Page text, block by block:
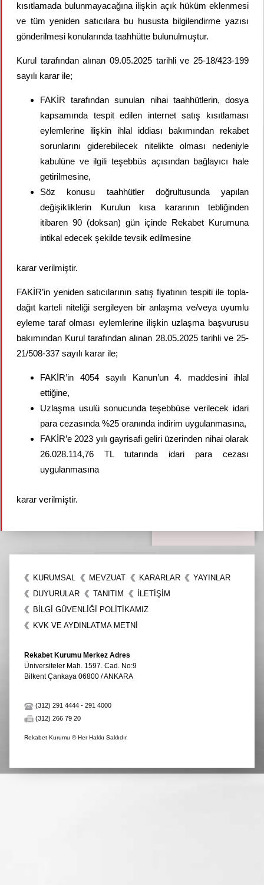
kısıtlamada bulunmayacağına ilişkin açık hüküm eklenmesi
ve tüm yeniden satıcılara bu hususta bilgilendirme yazısı
gönderilmesi konularında taahhütte bulunulmuştur.
Kurul tarafından alınan 09.05.2025 tarihli ve 25-18/423-199
sayılı karar ile;
FAKİR tarafından sunulan nihai taahhütlerin, dosya
kapsamında tespit edilen internet satış kısıtlaması
eylemlerine ilişkin ihlal iddiası bakımından rekabet
sorunlarını giderebilecek nitelikte olması nedeniyle
kabulüne ve ilgili teşebbüs açısından bağlayıcı hale
getirilmesine,
Söz konusu taahhütler doğrultusunda yapılan
değişikliklerin Kurulun kısa kararının tebliğinden
itibaren 90 (doksan) gün içinde Rekabet Kurumuna
intikal edecek şekilde tevsik edilmesine
karar verilmiştir.
FAKİR’in yeniden satıcılarının satış fiyatının tespiti ile topla-
dağıt karteli niteliği sergileyen bir anlaşma ve/veya uyumlu
eyleme taraf olması eylemlerine ilişkin uzlaşma başvurusu
bakımından Kurul tarafından alınan 28.05.2025 tarihli ve 25-
21/508-337 sayılı karar ile;
FAKİR’in 4054 sayılı Kanun’un 4. maddesini ihlal
ettiğine,
Uzlaşma usulü sonucunda teşebbüse verilecek idari
para cezasında %25 oranında indirim uygulanmasına,
FAKİR’e 2023 yılı gayrisafi geliri üzerinden nihai olarak
26.028.114,76 TL tutarında idari para cezası
uygulanmasına
karar verilmiştir.
KURUMSAL MEVZUAT KARARLAR
YAYINLAR
DUYURULAR
TANITIM
İLETIŞIM
BİLGİ GÜVENLİĞİ POLİTİKAMIZ
KVK VE AYDINLATMA METNİ
Rekabet Kurumu Merkez Adres
Üniversiteler Mah. 1597. Cad. No:9
Bilkent Çankaya 06800 / ANKARA
(312) 291 4444 - 291 4000
(312) 266 79 20
Rekabet Kurumu © Her Hakkı Saklıdır.